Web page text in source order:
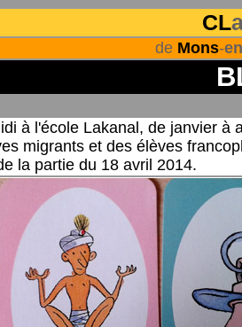
CL
de Mons-en
à l'école Lakanal, de janvier
migrants et des élèves
la partie du 18 avril 2014.